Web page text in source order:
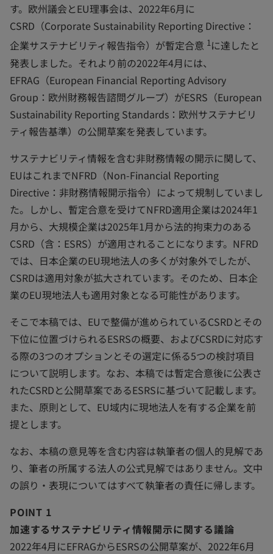
す。欧州議会とEU理事会は、2022年6月に
CSRD（Corporate Sustainability Reporting Directive：
企業サステナビリティ報告指令）が暫定合意 1に達したと
発表しました。それより前の2022年4月には、
EFRAG（European Financial Reporting Advisory
Group：欧州財務報告諮問グループ）がESRS（European
Sustainability Reporting Standards：欧州サステナビリ
ティ報告基準）の公開草案を発表しています。
サステナビリティ情報を含む非財務情報の開示に関して、
EUはこれまでNFRD（Non-Financial Reporting
Directive：非財務情報開示指令）によって規制していまし
た。しかし、暫定合意を受けてNFRD適用企業は2024年1
月から、大規模企業は2025年1月から法的拘束力のある
CSRD（含：ESRS）が適用されることになります。NFRD
では、日本企業のEU現地法人の多くが対象外でしたが、
CSRDは適用対象が拡大されています。そのため、日本企
業のEU現地法人も適用対象となる可能性があります。
そこで本稿では、EUで整備が進められているCSRDとその
下位に位置づけられるESRSの概要、およびCSRDに対応す
る際の3つのオプションとその選定に係る5つの検討項目
について説明します。なお、本稿では暫定合意後に公表さ
れたCSRDと公開草案であるESRSに基づいて記載します。
また、原則として、EU域内に現地法人を有する企業を前
提とします。
なお、本稿の意見等を含む内容は執筆者の個人的見解であ
り、筆者の所属する法人の公式見解ではありません。文中
の誤り・表現についてはすべて執筆者の責任に帰します。
POINT 1
加速するサステナビリティ情報開示に関する議論
2022年4月にEFRAGからESRSの公開草案が、2022年6月